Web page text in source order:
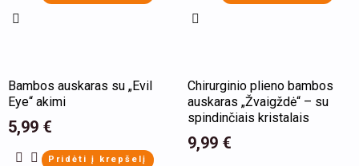
Bambos auskaras su „Evil
Eye“ akimi
5,99 €
Pridėti į krepšelį
Chirurginio plieno bambos
auskaras „Žvaigždė“ – su
spindinčiais kristalais
9,99 €
product
has
multiple